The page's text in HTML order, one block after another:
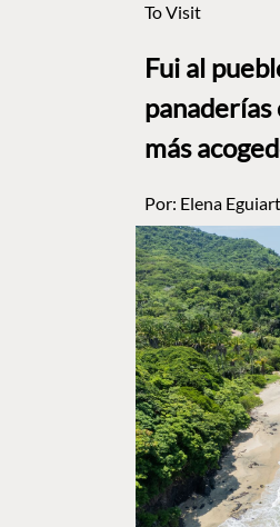
To Visit
Fui al
panaderías
más
Por: Elena